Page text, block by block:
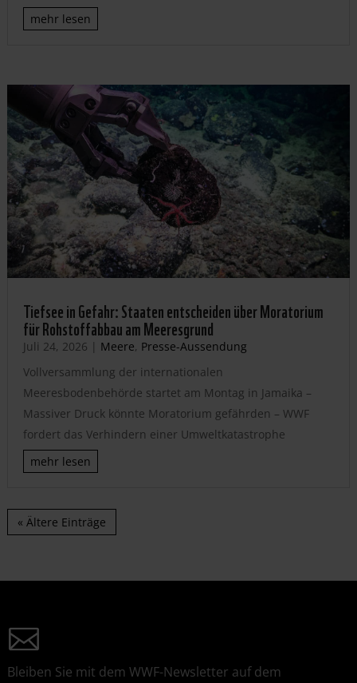
mehr lesen
Tiefsee in Gefahr: Staaten entscheiden über Moratorium
für Rohstoffabbau am Meeresgrund
Juli 24, 2026 | Meere, Presse-Aussendung
Vollversammlung der internationalen
Meeresbodenbehörde startet am Montag in Jamaika –
Massiver Druck könnte Moratorium gefährden – WWF
fordert das Verhindern einer Umweltkatastrophe
mehr lesen
« Ältere Einträge
Bleiben Sie mit dem WWF-Newsletter auf dem